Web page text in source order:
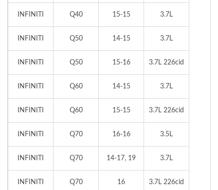
INFINITI Q40 15-15 3.7L
INFINITI Q50 14-15 3.7L
INFINITI Q50 15-16 3.7L 226cid
INFINITI Q60 14-15 3.7L
INFINITI Q60 15-15 3.7L 226cid
INFINITI Q70 16-16 3.5L
INFINITI Q70 14-17, 19 3.7L
INFINITI Q70 16 3.7L 226cid